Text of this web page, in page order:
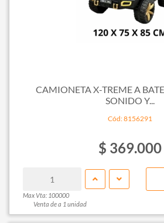
CAMIONETA X-TREME A
SONIDO Y...
Cód: 8156291
$ 369.000
Max Vta: 100000
Venta de a 1 unidad